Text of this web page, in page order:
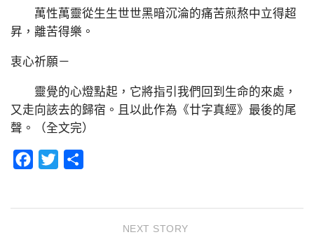
萬性萬靈從生生世世黑暗沉淪的痛苦煎熬中立得超
昇，離苦得樂。
衷心祈願－
靈覺的心燈點起，它將指引我們回到生命的來處，
又走向該去的歸宿。且以此作為《廿字真經》最後的尾
聲。（全文完）
Facebook
Twitter
NEXT STORY